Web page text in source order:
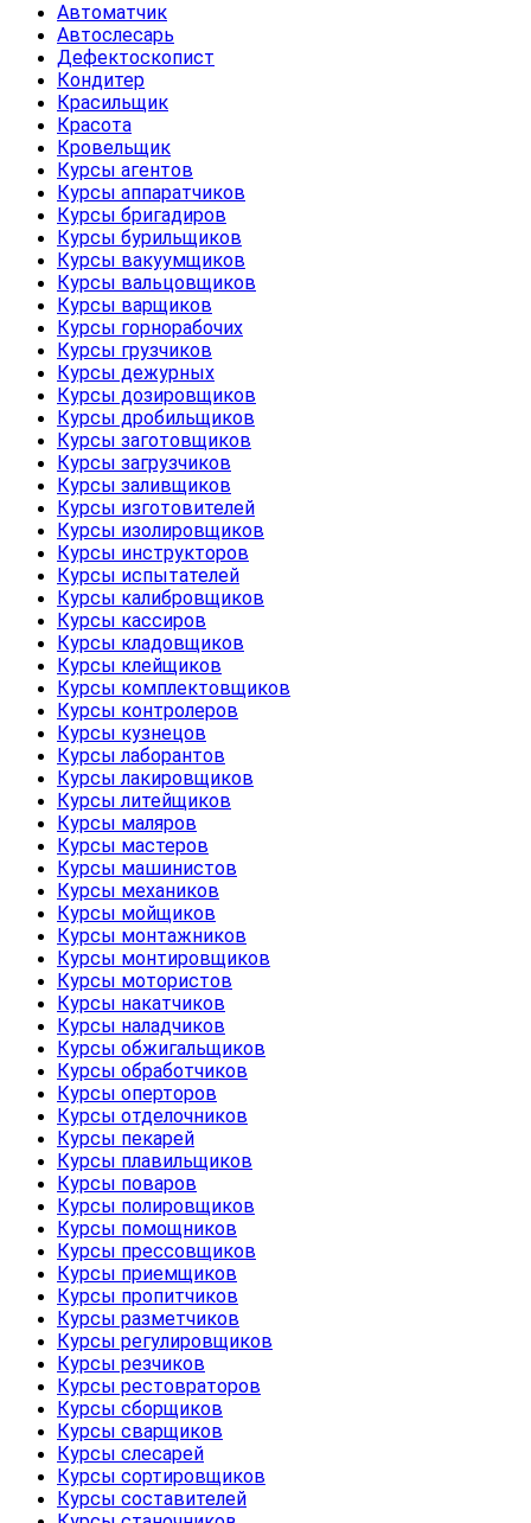
Автоматчик
Автослесарь
Дефектоскопист
Кондитер
Красильщик
Красота
Кровельщик
Курсы агентов
Курсы аппаратчиков
Курсы бригадиров
Курсы бурильщиков
Курсы вакуумщиков
Курсы вальцовщиков
Курсы варщиков
Курсы горнорабочих
Курсы грузчиков
Курсы дежурных
Курсы дозировщиков
Курсы дробильщиков
Курсы заготовщиков
Курсы загрузчиков
Курсы заливщиков
Курсы изготовителей
Курсы изолировщиков
Курсы инструкторов
Курсы испытателей
Курсы калибровщиков
Курсы кассиров
Курсы кладовщиков
Курсы клейщиков
Курсы комплектовщиков
Курсы контролеров
Курсы кузнецов
Курсы лаборантов
Курсы лакировщиков
Курсы литейщиков
Курсы маляров
Курсы мастеров
Курсы машинистов
Курсы механиков
Курсы мойщиков
Курсы монтажников
Курсы монтировщиков
Курсы мотористов
Курсы накатчиков
Курсы наладчиков
Курсы обжигальщиков
Курсы обработчиков
Курсы оперторов
Курсы отделочников
Курсы пекарей
Курсы плавильщиков
Курсы поваров
Курсы полировщиков
Курсы помощников
Курсы прессовщиков
Курсы приемщиков
Курсы пропитчиков
Курсы разметчиков
Курсы регулировщиков
Курсы резчиков
Курсы рестовраторов
Курсы сборщиков
Курсы сварщиков
Курсы слесарей
Курсы сортировщиков
Курсы составителей